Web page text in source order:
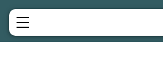
Accessibilité: Non conforme